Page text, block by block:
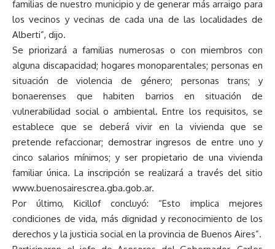
familias de nuestro municipio y de generar más arraigo para
los vecinos y vecinas de cada una de las localidades de
Alberti”, dijo.
Se priorizará a familias numerosas o con miembros con
alguna discapacidad; hogares monoparentales; personas en
situación de violencia de género; personas trans; y
bonaerenses que habiten barrios en situación de
vulnerabilidad social o ambiental. Entre los requisitos, se
establece que se deberá vivir en la vivienda que se
pretende refaccionar; demostrar ingresos de entre uno y
cinco salarios mínimos; y ser propietario de una vivienda
familiar única. La inscripción se realizará a través del sitio
www.buenosairescrea.gba.gob.ar.
Por último, Kicillof concluyó: “Esto implica mejores
condiciones de vida, más dignidad y reconocimiento de los
derechos y la justicia social en la provincia de Buenos Aires”.